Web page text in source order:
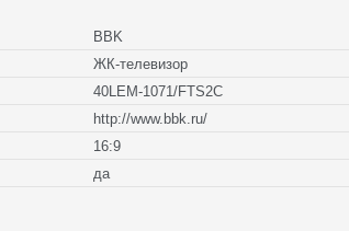
BBK
ЖК-телевизор
40LEM-1071/FTS2C
http://www.bbk.ru/
16:9
да